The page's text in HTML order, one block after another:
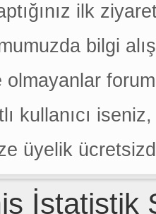
ilk
bilgi
olmayanlar
kullanıcı
üyelik
İstatistik